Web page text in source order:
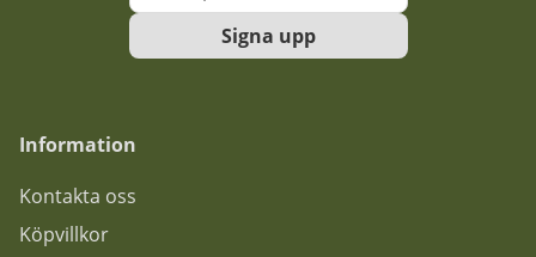
Signa upp
Information
Kontakta oss
Köpvillkor